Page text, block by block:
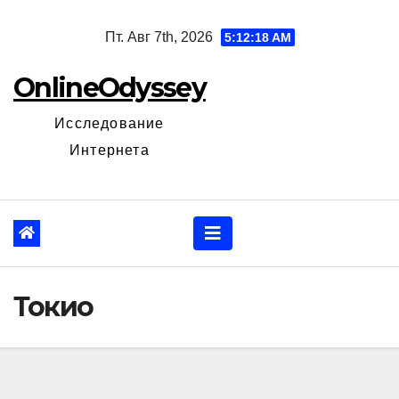
Пт. Авг 7th, 2026 5:12:19 AM
OnlineOdyssey
Исследование
Интернета
Токио